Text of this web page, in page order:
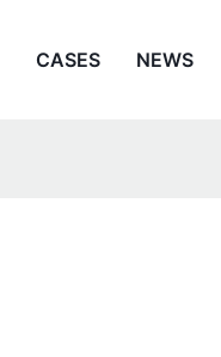
CASES NEWS